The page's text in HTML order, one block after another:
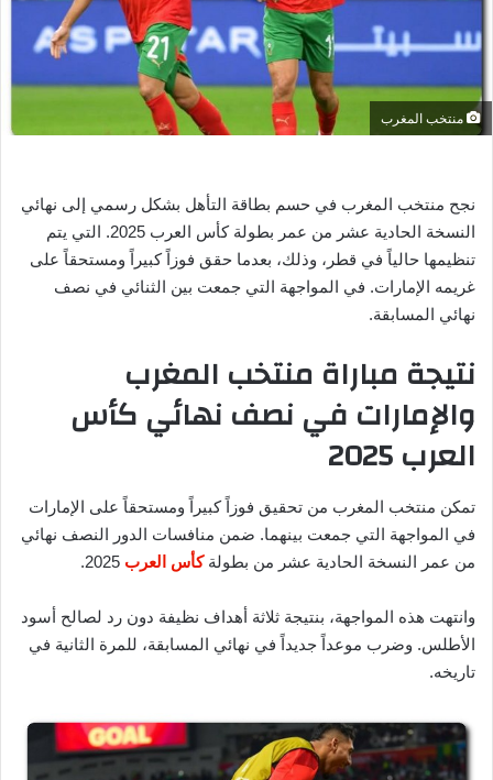
ك
ا
منتخب المغرب
نجح منتخب المغرب في حسم بطاقة التأهل بشكل رسمي إلى نهائي
النسخة الحادية عشر من عمر بطولة كأس العرب 2025. التي يتم
تنظيمها حالياً في قطر، وذلك، بعدما حقق فوزاً كبيراً ومستحقاً على
غريمه الإمارات. في المواجهة التي جمعت بين الثنائي في نصف
نهائي المسابقة.
نتيجة مباراة منتخب المغرب
والإمارات في نصف نهائي كأس
العرب 2025
تمكن منتخب المغرب من تحقيق فوزاً كبيراً ومستحقاً على الإمارات
في المواجهة التي جمعت بينهما. ضمن منافسات الدور النصف نهائي
من عمر النسخة الحادية عشر من بطولةكأس العرب
وانتهت هذه المواجهة، بنتيجة ثلاثة أهداف نظيفة دون رد لصالح أسود
الأطلس. وضرب موعداً جديداً في نهائي المسابقة، للمرة الثانية في
تاريخه.